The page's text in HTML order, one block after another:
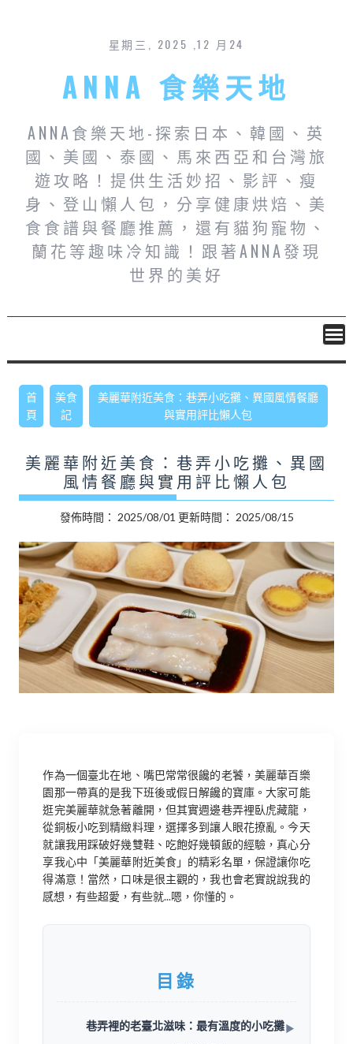
星期三, 2025 ,12 月24
ANNA 食樂天地
ANNA食樂天地-探索日本、韓國、英
國、美國、泰國、馬來西亞和台灣旅
遊攻略！提供生活妙招、影評、瘦
身、登山懶人包，分享健康烘焙、美
食食譜與餐廳推薦，還有貓狗寵物、
蘭花等趣味冷知識！跟著ANNA發現
世界的美好
首
頁
美食
記
美麗華附近美食：巷弄小吃攤、異國風情餐廳
與實用評比懶人包
美麗華附近美食：巷弄小吃攤、異國
風情餐廳與實用評比懶人包
發佈時間： 2025/08/01 更新時間： 2025/08/15
作為一個臺北在地、嘴巴常常很饞的老饕，美麗華百樂
園那一帶真的是我下班後或假日解饞的寶庫。大家可能
逛完美麗華就急著離開，但其實週邊巷弄裡臥虎藏龍，
從銅板小吃到精緻料理，選擇多到讓人眼花撩亂。今天
就讓我用踩破好幾雙鞋、吃飽好幾頓飯的經驗，真心分
享我心中「美麗華附近美食」的精彩名單，保證讓你吃
得滿意！當然，口味是很主觀的，我也會老實說說我的
感想，有些超愛，有些就...嗯，你懂的。
目錄
巷弄裡的老臺北滋味：最有溫度的小吃攤